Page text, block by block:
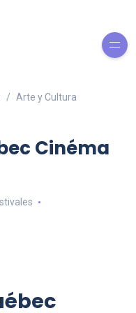
Arte y Cultura
Cinéma